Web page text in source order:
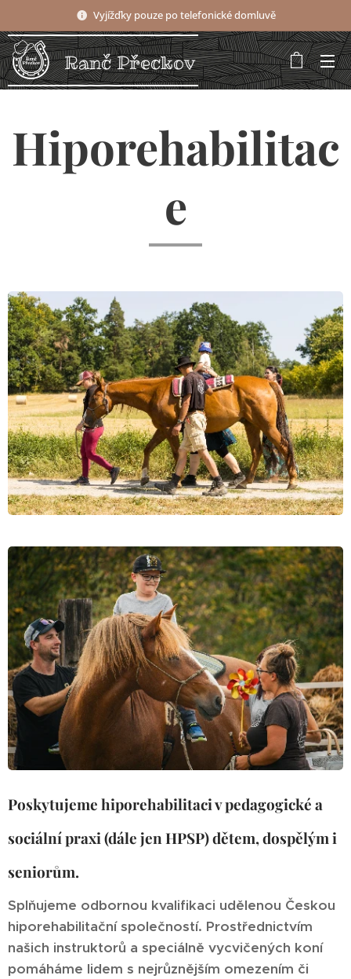
Vyjížďky pouze po telefonické domluvě
Ranč Přeckov
Hiporehabilitac
e
Poskytujeme hiporehabilitaci v pedagogické a
sociální praxi (dále jen HPSP) dětem, dospělým i
seniorům.
Splňujeme odbornou kvalifikaci udělenou Českou
hiporehabilitační společností. Prostřednictvím
našich instruktorů a speciálně vycvičených koní
pomáháme lidem s nejrůznějším omezením či